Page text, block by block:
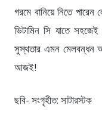
গরমে বানিয়ে নিতে
ভিটামিন সি যাতে
সুস্থতার এমন মেলবন্ধন
আজই!
ছবি- সংগৃহীত: সাটারস্টক